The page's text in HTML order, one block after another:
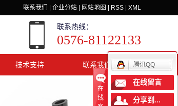
联系我们 企业分站 网站地图 RSS XML
联系热线：
0576-81122133
技术支持 联系我们
在
线
腾讯QQ
在线留言
分享到...